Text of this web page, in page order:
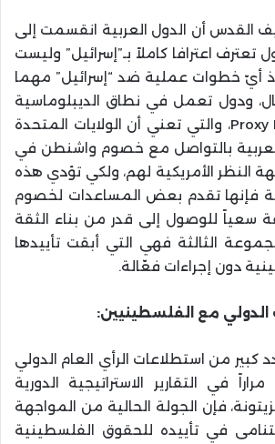
أن الدول العربية انقسمت إلى
اعترافا كاملاً بـ”إسرائيل” وليست
أيّ خطوات عملية ضد “إسرائيل” مهما
ودول تعمل في نطاق الديبلوماسية
بالإنابة Proxy Diplomacy، والتي تعني أن الولايات المتحدة
بالتواصل مع خصوم واشنطن في
النظر الأمريكية لهم، ولكي تؤدي هذه
فإنها تقدم بعض المساعدات لخصوم
سعياً للوصول إلى قدر من بناء الثقة
المجموعة الثالثة فهي التي أبقت تأييدها
دون إجراءات فعّالة.
كبير من استطلاعات الرأي العام الدولي
في التقارير الاستراتيجية الدورية
فإن الجولة الحالية من المواجهة
في تأييده للحقوق الفلسطينية